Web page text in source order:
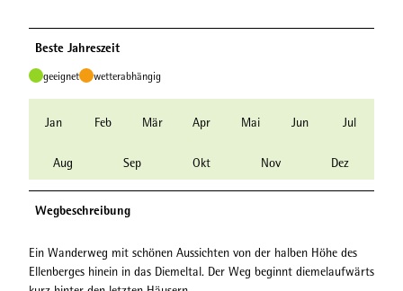
Beste Jahreszeit
geeignet wetterabhängig
Jan Feb Mär Apr Mai Jun Jul
Aug Sep Okt Nov Dez
Wegbeschreibung
Ein Wanderweg mit schönen Aussichten von der halben Höhe des
Ellenberges hinein in das Diemeltal. Der Weg beginnt diemelaufwärts